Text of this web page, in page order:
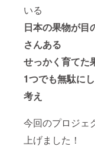
いる
日本の果物が目
さんある
せっかく育てた
1つでも無駄に
考え
今回のプロジェ
上げました！